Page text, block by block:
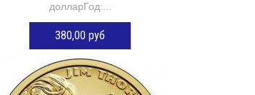
долларГод:...
380,00 руб
ДОБАВИТЬ В КОРЗИНУ